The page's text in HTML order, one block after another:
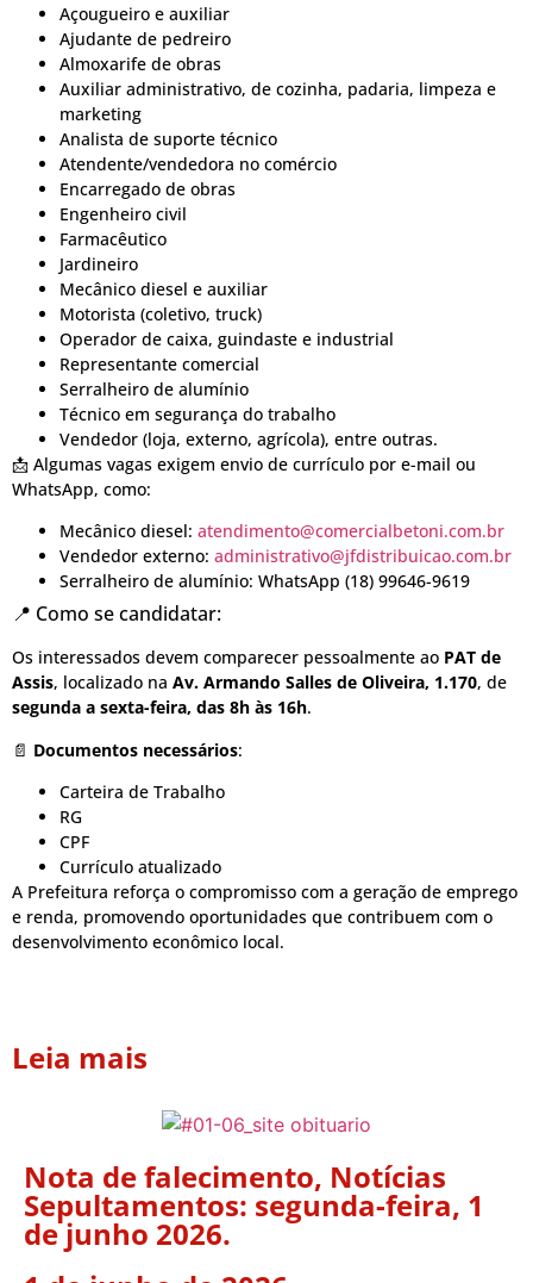
Açougueiro e auxiliar
Ajudante de pedreiro
Almoxarife de obras
Auxiliar administrativo, de cozinha, padaria, limpeza e
marketing
Analista de suporte técnico
Atendente/vendedora no comércio
Encarregado de obras
Engenheiro civil
Farmacêutico
Jardineiro
Mecânico diesel e auxiliar
Motorista (coletivo, truck)
Operador de caixa, guindaste e industrial
Representante comercial
Serralheiro de alumínio
Técnico em segurança do trabalho
Vendedor (loja, externo, agrícola), entre outras.
📩 Algumas vagas exigem envio de currículo por e-mail ou
WhatsApp, como:
Mecânico diesel: atendimento@comercialbetoni.com.br
Vendedor externo: administrativo@jfdistribuicao.com.br
Serralheiro de alumínio: WhatsApp (18) 99646-9619
📍 Como se candidatar:
Os interessados devem comparecer pessoalmente ao PAT de
Assis, localizado na Av. Armando Salles de Oliveira, 1.170, de
segunda a sexta-feira, das 8h às 16h.
📄 Documentos necessários:
Carteira de Trabalho
RG
CPF
Currículo atualizado
A Prefeitura reforça o compromisso com a geração de emprego
e renda, promovendo oportunidades que contribuem com o
desenvolvimento econômico local.
Leia mais
Nota de falecimento, Notícias
Sepultamentos: segunda-feira, 1
de junho 2026.